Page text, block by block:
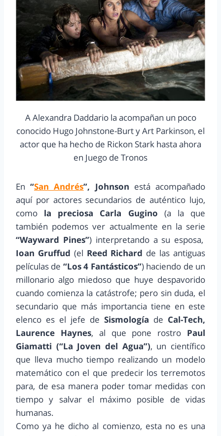
A Alexandra Daddario la acompañan un poco
conocido Hugo Johnstone-Burt y Art Parkinson, el
actor que ha hecho de Rickon Stark hasta ahora
en Juego de Tronos
En“San Andrés”, Johnson está acompañado
aquí por actores secundarios de auténtico lujo,
como la preciosa Carla Gugino (a la que
también podemos ver actualmente en la serie
“Wayward Pines”) interpretando a su esposa,
Ioan Gruffud (el Reed Richard de las antiguas
películas de “Los 4 Fantásticos”) haciendo de un
millonario algo miedoso que huye despavorido
cuando comienza la catástrofe; pero sin duda, el
secundario que más importancia tiene en este
elenco es el jefe de Sismología de Cal-Tech,
Laurence Haynes, al que pone rostro Paul
Giamatti (“La Joven del Agua”), un científico
que lleva mucho tiempo realizando un modelo
matemático con el que predecir los terremotos
para, de esa manera poder tomar medidas con
tiempo y salvar el máximo posible de vidas
humanas.
Como ya he dicho al comienzo, esta no es una